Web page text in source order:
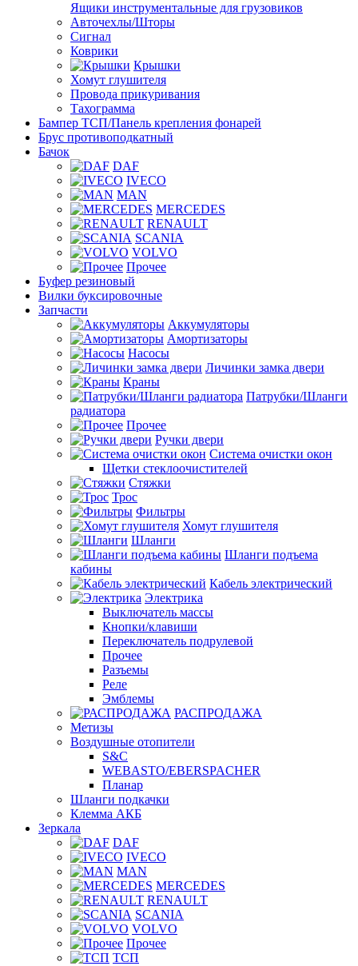
Ящики инструментальные для грузовиков
Авточехлы/Шторы
Сигнал
Коврики
Крышки
Хомут глушителя
Провода прикуривания
Тахограмма
Бампер ТСП/Панель крепления фонарей
Брус противоподкатный
Бачок
DAF
IVECO
MAN
MERCEDES
RENAULT
SCANIA
VOLVO
Прочее
Буфер резиновый
Вилки буксировочные
Запчасти
Аккумуляторы
Амортизаторы
Насосы
Личинки замка двери
Краны
Патрубки/Шланги
радиатора
Прочее
Ручки двери
Система очистки окон
Щетки стеклоочистителей
Стяжки
Трос
Фильтры
Хомут глушителя
Шланги
Шланги подъема
кабины
Кабель электрический
Электрика
Выключатель массы
Кнопки/клавиши
Переключатель подрулевой
Прочее
Разъемы
Реле
Эмблемы
РАСПРОДАЖА
Метизы
Воздушные отопители
S&C
WEBASTO/EBERSPACHER
Планар
Шланги подкачки
Клемма АКБ
Зеркала
DAF
IVECO
MAN
MERCEDES
RENAULT
SCANIA
VOLVO
Прочее
ТСП